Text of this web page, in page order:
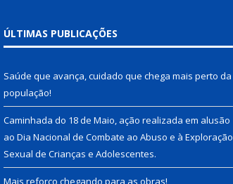
ÚLTIMAS PUBLICAÇÕES
Saúde que avança, cuidado que chega mais perto da
população!
Caminhada do 18 de Maio, ação realizada em alusão
ao Dia Nacional de Combate ao Abuso e à Exploração
Sexual de Crianças e Adolescentes.
Mais reforço chegando para as obras!